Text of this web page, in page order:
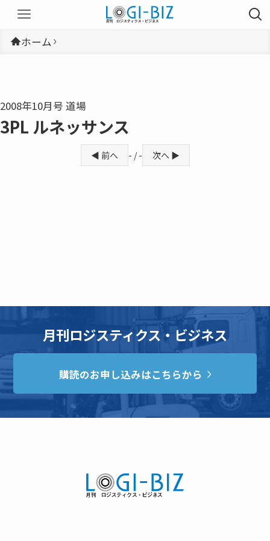
ホーム
2008年10月号 道場
3PL ルネッサンス
◀ 前へ - / - 次へ ▶
月刊ロジスティクス・ビジネス
購読のお申し込みはこちらから